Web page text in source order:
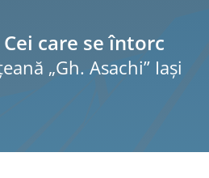
care se întorc
„Gh. Asachi” Iaşi